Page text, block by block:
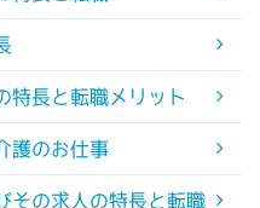
特長と転職メリット
護のお仕事
その求人の特長と転職